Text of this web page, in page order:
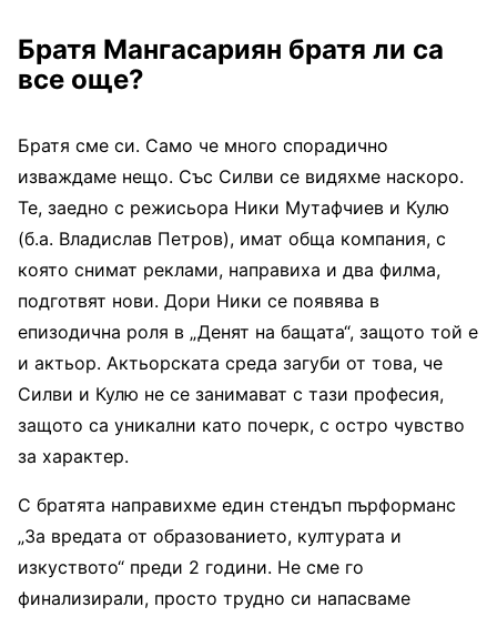
Братя Мангасариян братя ли са
все още?
Братя сме си. Само че много спорадично
изваждаме нещо. Със Силви се видяхме наскоро.
Те, заедно с режисьора Ники Мутафчиев и Кулю
(б.а. Владислав Петров), имат обща компания, с
която снимат реклами, направиха и два филма,
подготвят нови. Дори Ники се появява в
епизодична роля в „Денят на бащата“, защото той е
и актьор. Актьорската среда загуби от това, че
Силви и Кулю не се занимават с тази професия,
защото са уникални като почерк, с остро чувство
за характер.
С братята направихме един стендъп пърформанс
„За вредата от образованието, културата и
изкуството“ преди 2 години. Не сме го
финализирали, просто трудно си напасваме